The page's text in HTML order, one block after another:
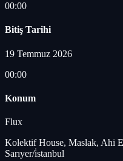
00:00
Bitiş Tarihi
19 Temmuz 2026
00:00
Konum
Flux
Kolektif House, Maslak, Ahi
Sarıyer/i̇stanbul